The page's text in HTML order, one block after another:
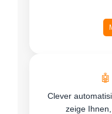
Clever
zeige